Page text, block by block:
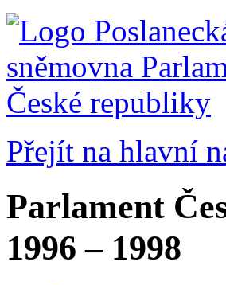
Přejít na hlavní
Parlament
1996 – 1998